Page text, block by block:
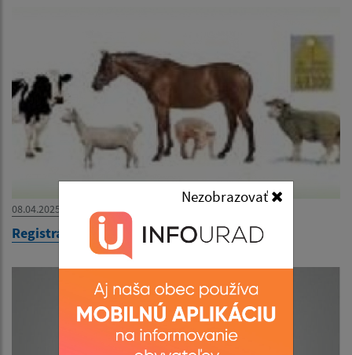
Nezobrazovať
08.04.2025
Registrácia chovov